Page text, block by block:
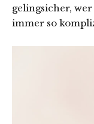
gelingsicher, wer
immer so